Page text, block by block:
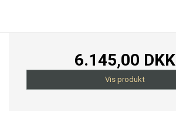
6.145,00 DKK
Vis produkt